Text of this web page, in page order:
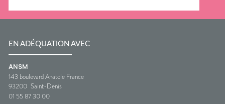
EN ADÉQUATION AVEC
ANSM
143 boulevard Anatole France
93200 Saint-Denis
01 55 87 30 00